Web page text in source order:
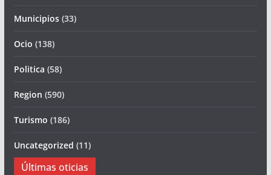
Municipios(33)
Ocio (138)
Politica (58)
Region (590)
Turismo (186)
Uncategorized (11)
Últimas oticias